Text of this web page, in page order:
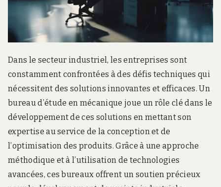
Dans le secteur industriel, les entreprises sont
constamment confrontées à des défis techniques qui
nécessitent des solutions innovantes et efficaces. Un
bureau d’étude en mécanique joue un rôle clé dans le
développement de ces solutions en mettant son
expertise au service de la conception et de
l’optimisation des produits. Grâce à une approche
méthodique et à l’utilisation de technologies
avancées, ces bureaux offrent un soutien précieux